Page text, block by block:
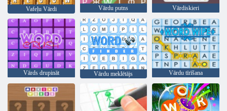
Vafeļu Vārdi Vārdu putns Vārdiskieri
Vārds drupināt Vārdu meklētājs Vārdu tīrīšana